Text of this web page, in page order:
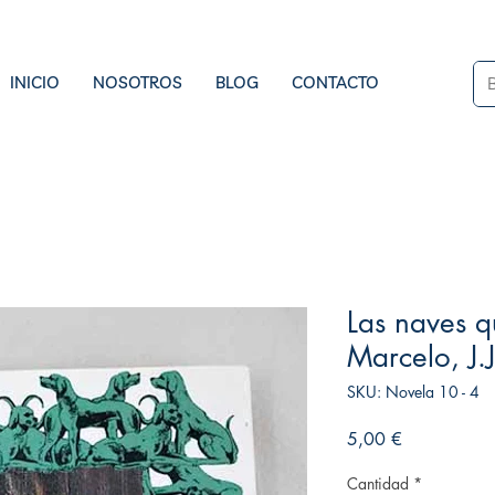
INICIO NOSOTROS BLOG CONTACTO
Las naves
Marcelo,
SKU: Novela 10 - 4
5,00 €
Cantidad *